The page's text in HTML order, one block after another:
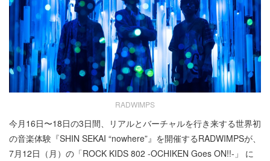
RADWIMPS
今月16日〜18日の3日間、リアルとバーチャルを行き来する世界初
の音楽体験『SHIN SEKAI “nowhere”』を開催するRADWIMPSが、
7月12日（月）の「ROCK KIDS 802 -OCHIKEN Goes ON!!-」 に